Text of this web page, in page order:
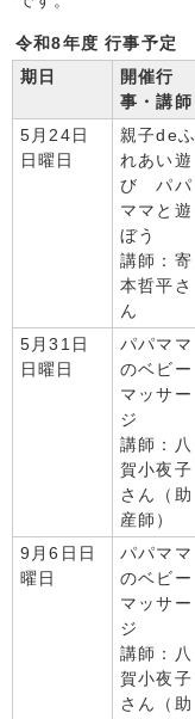
令和8年度 行事予定
期日
開催行
事・講師
5月24日
日曜日
親子deふ
れあい遊
び パパ
ママと遊
ぼう
講師：寄
本哲平さ
ん
5月31日
日曜日
パパママ
のベビー
マッサー
ジ
講師：八
賀小夜子
さん（助
産師）
9月6日日
曜日
パパママ
のベビー
マッサー
ジ
講師：八
賀小夜子
さん（助